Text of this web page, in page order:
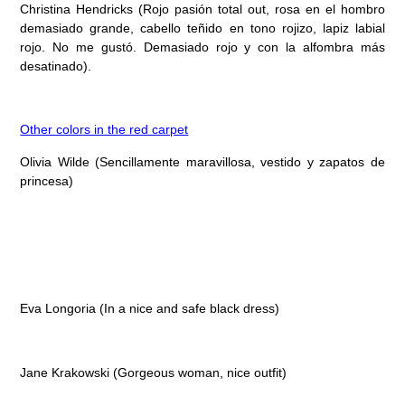
Christina Hendricks (Rojo pasión total out, rosa en el hombro
demasiado grande, cabello teñido en tono rojizo, lapiz labial
rojo. No me gustó. Demasiado rojo y con la alfombra más
desatinado).
Other colors in the red carpet
Olivia Wilde (Sencillamente maravillosa, vestido y zapatos de
princesa)
Eva Longoria (In a nice and safe black dress)
Jane Krakowski (Gorgeous woman, nice outfit)